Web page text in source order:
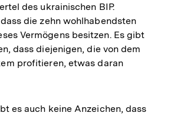
des ukrainischen BIP.
die zehn wohlhabendsten
Vermögens besitzen. Es gibt
dass diejenigen, die von dem
profitieren, etwas daran
es auch keine Anzeichen, dass